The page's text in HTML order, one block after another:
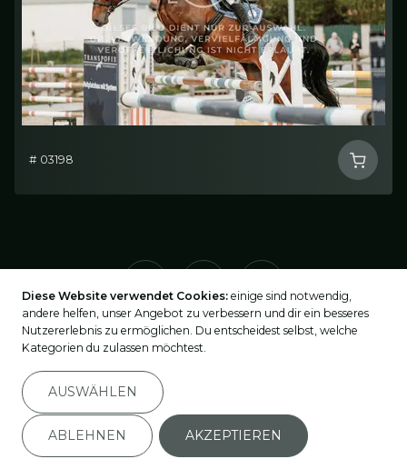
# 03198
2026
Privatsphäre-Einstellungen
Diese Website verwendet Cookies: einige sind notwendig,
andere helfen, unser Angebot zu verbessern und dir ein besseres
Nutzererlebnis zu ermöglichen. Du entscheidest selbst, welche
Kategorien du zulassen möchtest.
AUSWÄHLEN
ABLEHNEN AKZEPTIEREN